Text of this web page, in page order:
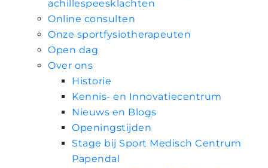
achillespeesklachten
Online consulten
Onze sportfysiotherapeuten
Open dag
Over ons
Historie
Kennis- en Innovatiecentrum
Nieuws en Blogs
Openingstijden
Stage bij Sport Medisch Centrum
Papendal